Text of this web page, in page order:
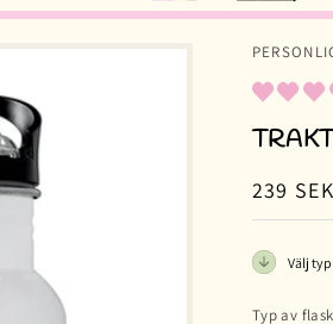
pris
239 SEK
Välj
Typ av